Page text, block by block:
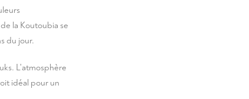
la Koutoubia se
du jour.
L'atmosphère
idéal pour un